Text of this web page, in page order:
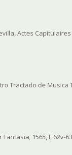
Actes
Tractado de Musica
1565, I, 62v-